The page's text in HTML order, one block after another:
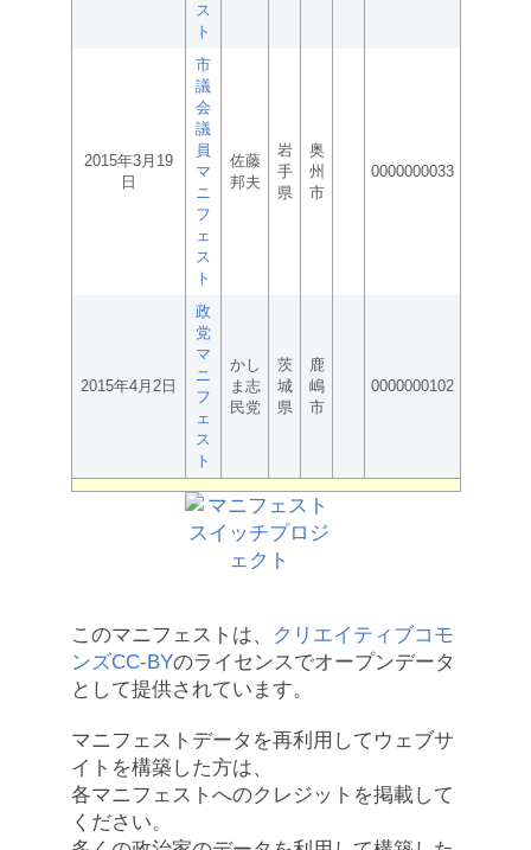
ス
ト
2015年3月19
日
市
議
会
議
員
マ
ニ
フ
ェ
ス
ト
佐藤
邦夫
岩
手
県
奥
州
市
0000000033
2015年4月2日
政
党
マ
ニ
フ
ェ
ス
ト
かし
ま志
民党
茨
城
県
鹿
嶋
市
0000000102
このマニフェストは、
クリエイティブコモ
ンズCC-BYのライセンスでオープンデータ
として提供されています。
マニフェストデータを再利用してウェブサ
イトを構築した方は、
各マニフェストへのクレジットを掲載して
ください。